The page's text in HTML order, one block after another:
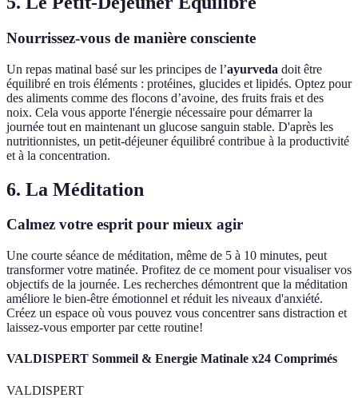
Nourrissez-vous de manière consciente
Un repas matinal basé sur les principes de l’ayurveda doit être
équilibré en trois éléments : protéines, glucides et lipidés. Optez pour
des aliments comme des flocons d’avoine, des fruits frais et des
noix. Cela vous apporte l'énergie nécessaire pour démarrer la
journée tout en maintenant un glucose sanguin stable. D'après les
nutritionnistes, un petit-déjeuner équilibré contribue à la productivité
et à la concentration.
6. La Méditation
Calmez votre esprit pour mieux agir
Une courte séance de méditation, même de 5 à 10 minutes, peut
transformer votre matinée. Profitez de ce moment pour visualiser vos
objectifs de la journée. Les recherches démontrent que la méditation
améliore le bien-être émotionnel et réduit les niveaux d'anxiété.
Créez un espace où vous pouvez vous concentrer sans distraction et
laissez-vous emporter par cette routine!
VALDISPERT Sommeil & Energie Matinale x24 Comprimés
VALDISPERT